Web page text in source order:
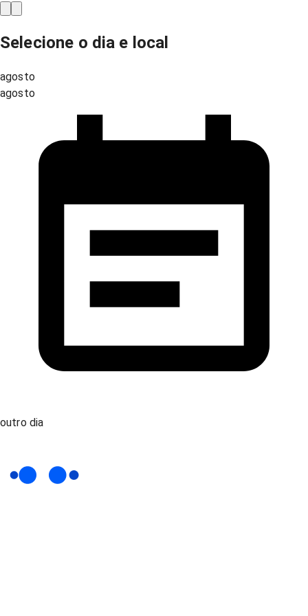
Selecione o dia e local
agosto
agosto
outro dia